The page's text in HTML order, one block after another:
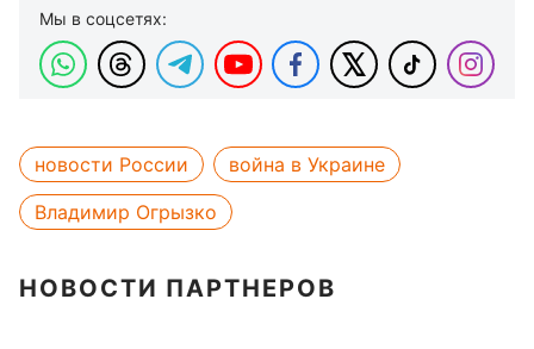
Мы в соцсетях:
новости России
война в Украине
Владимир Огрызко
НОВОСТИ ПАРТНЕРОВ